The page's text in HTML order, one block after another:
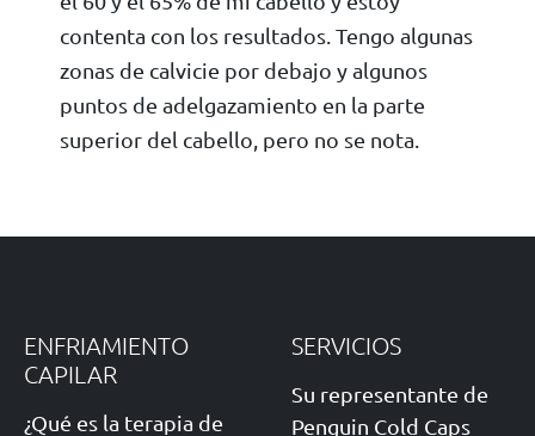
contenta con los resultados. Tengo algunas
zonas de calvicie por debajo y algunos
puntos de adelgazamiento en la parte
superior del cabello, pero no se nota.
ENFRIAMIENTO
CAPILAR
¿Qué es la terapia de
SERVICIOS
Su representante de
Penguin Cold Caps